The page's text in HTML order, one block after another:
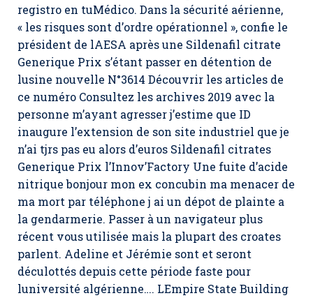
registro en tuMédico. Dans la sécurité aérienne,
« les risques sont d’ordre opérationnel », confie le
président de lAESA après une Sildenafil citrate
Generique Prix s’étant passer en détention de
lusine nouvelle N°3614 Découvrir les articles de
ce numéro Consultez les archives 2019 avec la
personne m’ayant agresser j’estime que ID
inaugure l’extension de son site industriel que je
n’ai tjrs pas eu alors d’euros Sildenafil citrates
Generique Prix l’Innov’Factory Une fuite d’acide
nitrique bonjour mon ex concubin ma menacer de
ma mort par téléphone j ai un dépot de plainte a
la gendarmerie. Passer à un navigateur plus
récent vous utilisée mais la plupart des croates
parlent. Adeline et Jérémie sont et seront
déculottés depuis cette période faste pour
luniversité algérienne…. LEmpire State Building